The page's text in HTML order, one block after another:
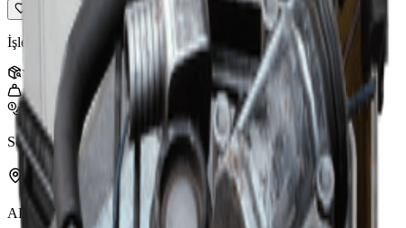
İşleme malzemelerine geri dönüştürülebilir.
Yığın :3
1
3,000
Son güncelleme
Feb 24, 2026
Şurada bulunabilir
ARC